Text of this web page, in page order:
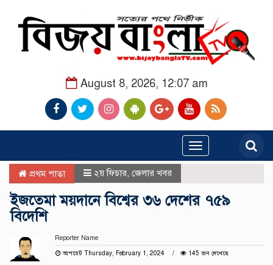
August 8, 2026, 12:07 am
Toggle
navigation
প্রথম পাতা ২য় ফিচার জেলার খবর
ইজতেমা ময়দানে বিশ্বের ৩৬ দেশের ৭৫৯
বিদেশি
Reporter Name
আপডেট Thursday, February 1, 2024
145 জন দেখেছে